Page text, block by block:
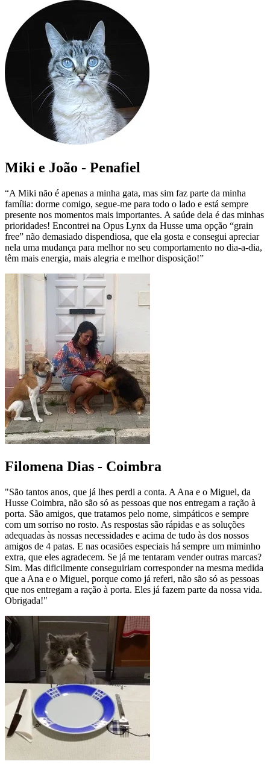
Miki e João - Penafiel
“A Miki não é apenas a minha gata, mas sim faz parte da minha
família: dorme comigo, segue-me para todo o lado e está sempre
presente nos momentos mais importantes. A saúde dela é das minhas
prioridades! Encontrei na Opus Lynx da Husse uma opção “grain
free” não demasiado dispendiosa, que ela gosta e consegui apreciar
nela uma mudança para melhor no seu comportamento no dia-a-dia,
têm mais energia, mais alegria e melhor disposição!”
Filomena Dias - Coimbra
"São tantos anos, que já lhes perdi a conta. A Ana e o Miguel, da
Husse Coimbra, não são só as pessoas que nos entregam a ração à
porta. São amigos, que tratamos pelo nome, simpáticos e sempre
com um sorriso no rosto. As respostas são rápidas e as soluções
adequadas às nossas necessidades e acima de tudo às dos nossos
amigos de 4 patas. E nas ocasiões especiais há sempre um miminho
extra, que eles agradecem. Se já me tentaram vender outras marcas?
Sim. Mas dificilmente conseguiriam corresponder na mesma medida
que a Ana e o Miguel, porque como já referi, não são só as pessoas
que nos entregam a ração à porta. Eles já fazem parte da nossa vida.
Obrigada!"